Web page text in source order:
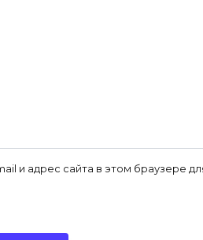
и адрес сайта в этом браузере